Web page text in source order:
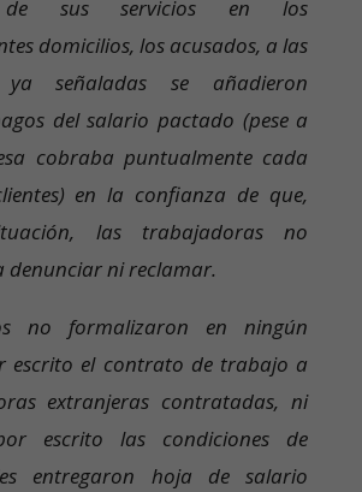
de sus servicios en los
domicilios, los acusados, a las
ya señaladas se añadieron
del salario pactado (pese a
cobraba puntualmente cada
en la confianza de que,
las trabajadoras no
denunciar ni reclamar.
no formalizaron en ningún
escrito el contrato de trabajo a
extranjeras contratadas, ni
escrito las condiciones de
entregaron hoja de salario